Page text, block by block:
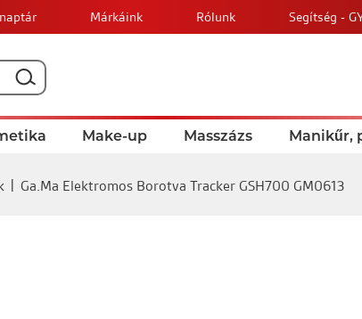
Márkáink Rólunk Segítség -
Make-up Masszázs Manikűr,
Ga.Ma Elektromos Borotva Tracker GSH700 GM0613